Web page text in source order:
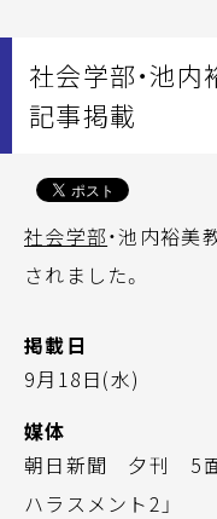
社会学部・池
記事掲載
社会学部・池内裕美
されました。
掲載日
9月18日(水)
媒体
朝日新聞 夕刊 5面
ハラスメント2」